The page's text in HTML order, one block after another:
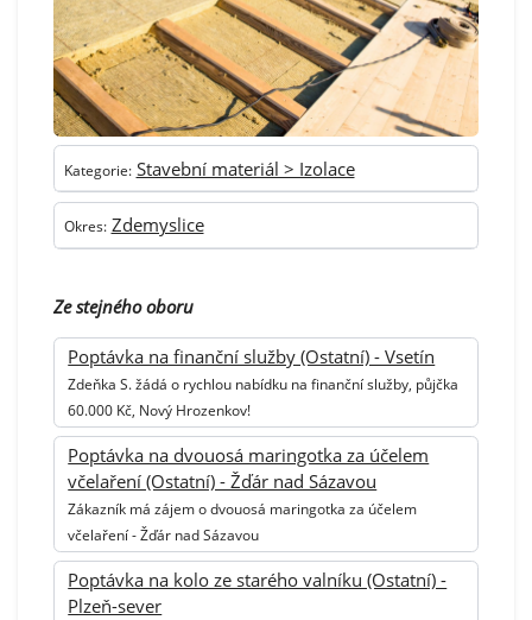
Kategorie: Stavební materiál > Izolace
Okres: Zdemyslice
Ze stejného oboru
Poptávka na finanční služby (Ostatní) - Vsetín
Zdeňka S. žádá o rychlou nabídku na finanční služby, půjčka
60.000 Kč, Nový Hrozenkov!
Poptávka na dvouosá maringotka za účelem
včelaření (Ostatní) - Žďár nad Sázavou
Zákazník má zájem o dvouosá maringotka za účelem
včelaření - Žďár nad Sázavou
Poptávka na kolo ze starého valníku (Ostatní) -
Plzeň-sever